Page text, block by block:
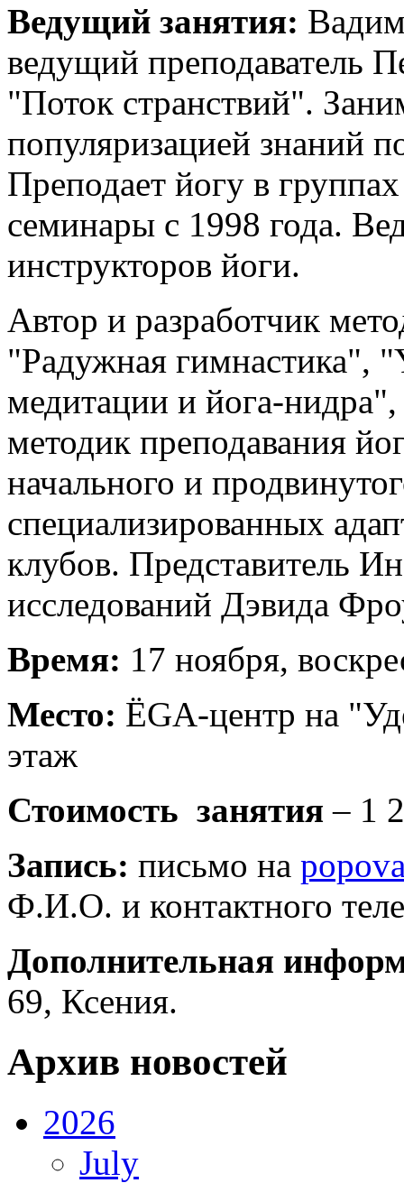
Ведущий занятия:
ведущий преподаватель
"Поток странствий".
популяризацией знаний
Преподает йогу в
семинары с 1998 года.
инструкторов йоги.
Автор и разработчик
"Радужная гимнастика",
медитации и йога-
методик преподавания
начального и
специализированных
клубов. Представитель
исследований Дэвида
Время: 17 ноября,
Место: ЁGA-центр на
этаж
Стоимость занятия– 1
Запись: письмо на
Ф.И.О. и контактного
Дополнительная
69, Ксения.
Архив новостей
2026
July